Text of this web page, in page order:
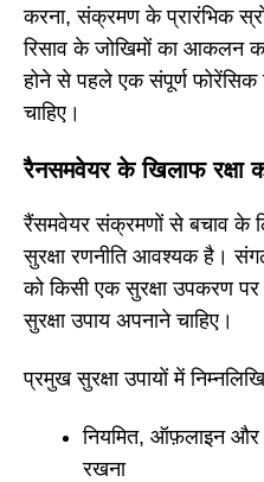
करना, संक्रमण के प्रारंभिक
रिसाव के जोखिमों का आकलन
होने से पहले एक संपूर्ण फोरेंसिक
चाहिए।
रैनसमवेयर के खिलाफ रक्षा
रैंसमवेयर संक्रमणों से बचाव के
सुरक्षा रणनीति आवश्यक है।
को किसी एक सुरक्षा उपकरण पर
सुरक्षा उपाय अपनाने चाहिए।
प्रमुख सुरक्षा उपायों में
नियमित, ऑफ़लाइन और
रखना